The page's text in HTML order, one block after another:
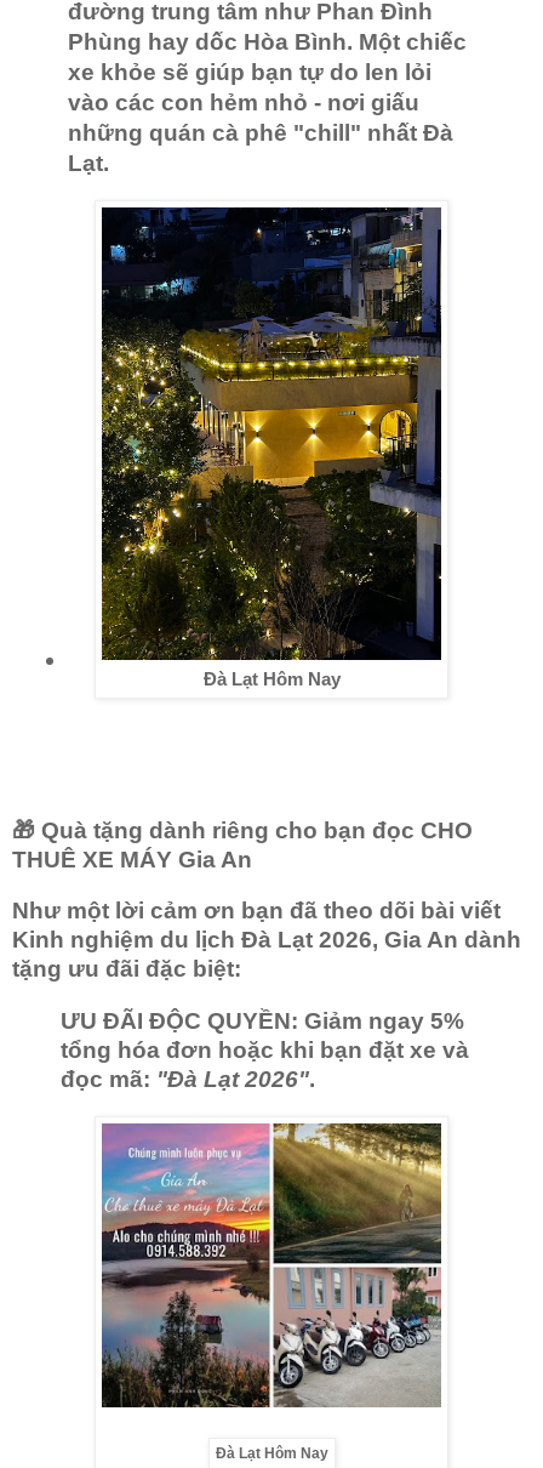
đường trung tâm như Phan Đình
Phùng hay dốc Hòa Bình. Một chiếc
xe khỏe sẽ giúp bạn tự do len lỏi
vào các con hẻm nhỏ - nơi giấu
những quán cà phê "chill" nhất Đà
Lạt.
Đà Lạt Hôm Nay
🎁 Quà tặng dành riêng cho bạn đọc CHO
THUÊ XE MÁY Gia An
Như một lời cảm ơn bạn đã theo dõi bài viết
Kinh nghiệm du lịch Đà Lạt 2026, Gia An dành
tặng ưu đãi đặc biệt:
ƯU ĐÃI ĐỘC QUYỀN: Giảm ngay 5%
tổng hóa đơn hoặc khi bạn đặt xe và
đọc mã: "Đà Lạt 2026".
Đà Lạt Hôm Nay